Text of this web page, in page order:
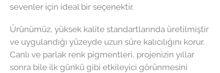
sevenler için ideal bir seçenektir.
Ürünümüz, yüksek kalite standartlarında üretilmiştir
ve uygulandığı yüzeyde uzun süre kalıcılığını korur.
Canlı ve parlak renk pigmentleri, projenizin yıllar
sonra bile ilk günkü gibi etkileyici görünmesini